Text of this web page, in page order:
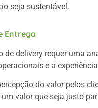
seja sustentável.
Entrega
delivery requer uma
e a
do valor pelos
valor que seja justo